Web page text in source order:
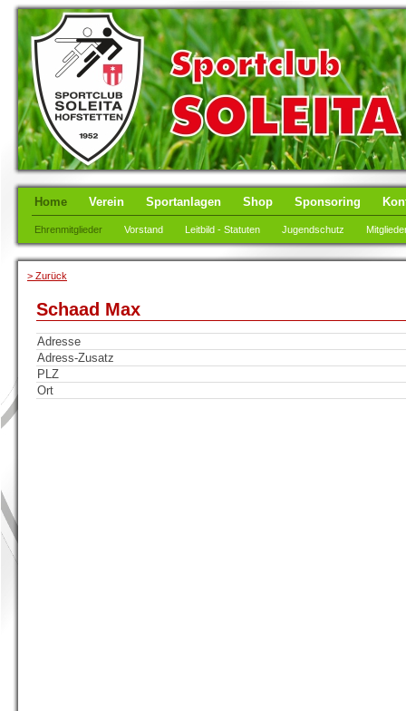
Home Verein Sportanlagen Shop Sponsoring
Ehrenmitglieder Vorstand Leitbild - Statuten Jugendschutz
> Zurück
Schaad Max
Adresse
Adress-Zusatz
PLZ
Ort